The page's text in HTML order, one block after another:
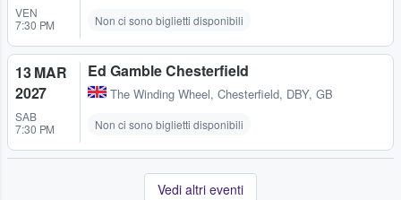
VEN
7:30 PM
Non ci sono biglietti disponibili
13 MAR
2027
SAB
7:30 PM
Ed Gamble Chesterfield
The Winding Wheel, Chesterfield, DBY, GB
Non ci sono biglietti disponibili
Vedi altri eventi